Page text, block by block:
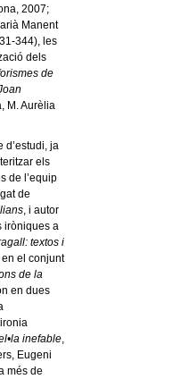
2007;
Manent
344), les
dels
de
M. Aurèlia
d’estudi, ja
els
de l’equip
de
, i autor
iròniques a
textos i
el conjunt
de la
en dues
inefable,
Eugeni
més de